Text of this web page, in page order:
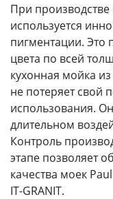
При производстве
используется
пигментации. Это
цвета по всей
кухонная мойка из
не потеряет свой
использования.
длительном
Контроль
этапе позволяет
качества моек
IT-GRANIT.